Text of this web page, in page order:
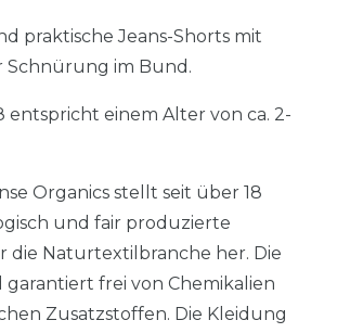
praktische Jeans-Shorts mit
Schnürung im Bund.
entspricht einem Alter von ca. 2-
Organics stellt seit über 18
und fair produzierte
die Naturtextilbranche her. Die
garantiert frei von Chemikalien
Zusatzstoffen. Die Kleidung